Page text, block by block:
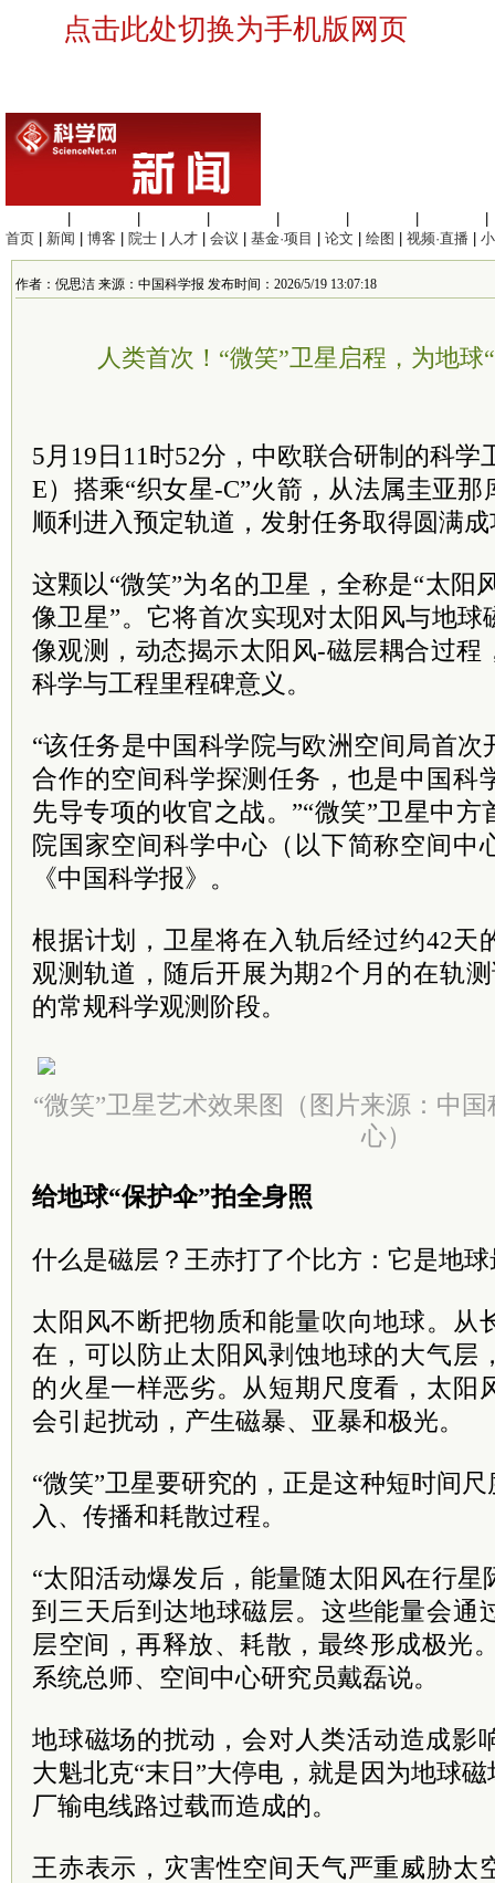
点击此处切换为手机版网页
首页
新闻 博客 院士 人才 会议 基金·项目 论文 绘图 视频·直播
作者：倪思洁 来源：中国科学报 发布时间：2026/5/19 13:07:18
人类首次！“微笑”卫星启程，为地球
5月19日11时52分，中欧联合研制的科学
E）搭乘“织女星-C”火箭，从法属圭亚
顺利进入预定轨道，发射任务取得圆满
这颗以“微笑”为名的卫星，全称是“太阳
像卫星”。它将首次实现对太阳风与地
像观测，动态揭示太阳风-磁层耦合过程
科学与工程里程碑意义。
“该任务是中国科学院与欧洲空间局首
合作的空间科学探测任务，也是中国科
先导专项的收官之战。”“微笑”卫星中
院国家空间科学中心（以下简称空间中
《中国科学报》。
根据计划，卫星将在入轨后经过约42天
观测轨道，随后开展为期2个月的在轨
的常规科学观测阶段。
“微笑”卫星艺术效果图（图片来源：中
心）
给地球“保护伞”拍全身照
什么是磁层？王赤打了个比方：它是地
太阳风不断把物质和能量吹向地球。从
在，可以防止太阳风剥蚀地球的大气层
的火星一样恶劣。从短期尺度看，太阳
会引起扰动，产生磁暴、亚暴和极光。
“微笑”卫星要研究的，正是这种短时间
入、传播和耗散过程。
“太阳活动爆发后，能量随太阳风在行
到三天后到达地球磁层。这些能量会通
层空间，再释放、耗散，最终形成极光
系统总师、空间中心研究员戴磊说。
地球磁场的扰动，会对人类活动造成影
大魁北克“末日”大停电，就是因为地球
厂输电线路过载而造成的。
王赤表示，灾害性空间天气严重威胁太